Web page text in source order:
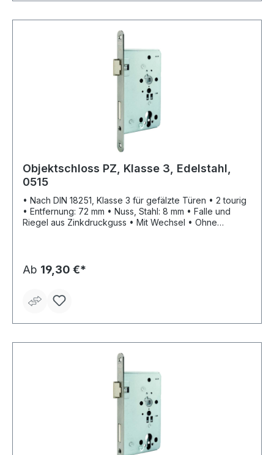
Objektschloss PZ, Klasse 3, Edelstahl,
0515
• Nach DIN 18251, Klasse 3 für gefälzte Türen • 2 tourig
• Entfernung: 72 mm • Nuss, Stahl: 8 mm • Falle und
Riegel aus Zinkdruckguss • Mit Wechsel • Ohne
Ab 19,30 €*